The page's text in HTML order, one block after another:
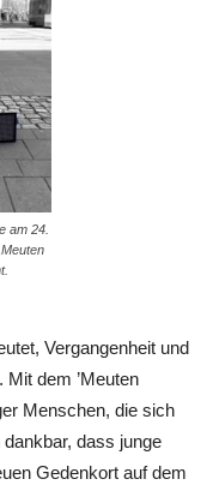
am 24.
Vergangenheit und
dem ’Meuten
Menschen, die sich
dass junge
Gedenkort auf dem